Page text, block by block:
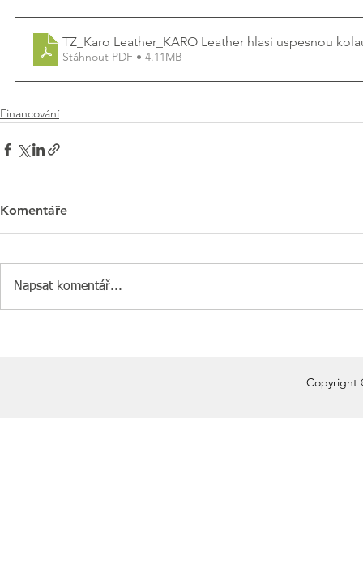
TZ_Karo Leather_KARO Leather hlasi uspesnou
Stáhnout PDF • 4.11MB
Financování
Komentáře
Napsat komentář...
Copyright